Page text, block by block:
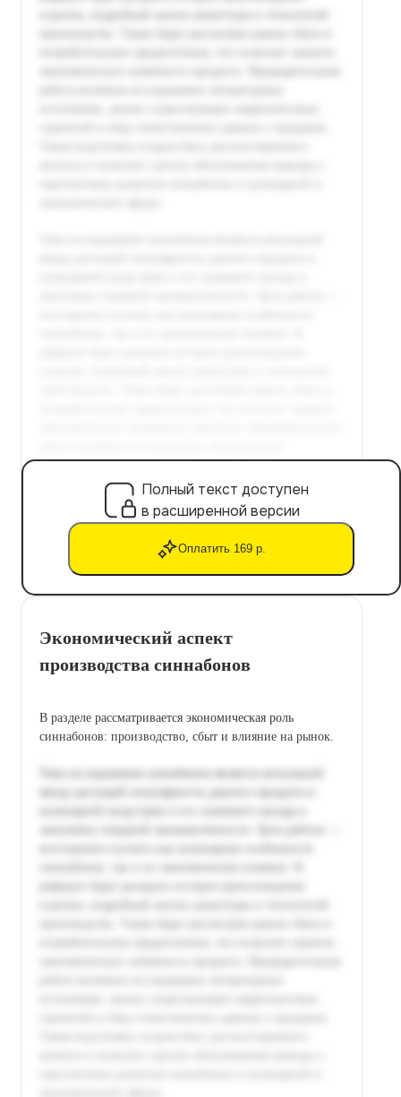
Полный текст доступен
в расширенной версии
Оплатить 169 р.
Экономический аспект
производства синнабонов
В разделе рассматривается экономическая роль
синнабонов: производство, сбыт и влияние на рынок.